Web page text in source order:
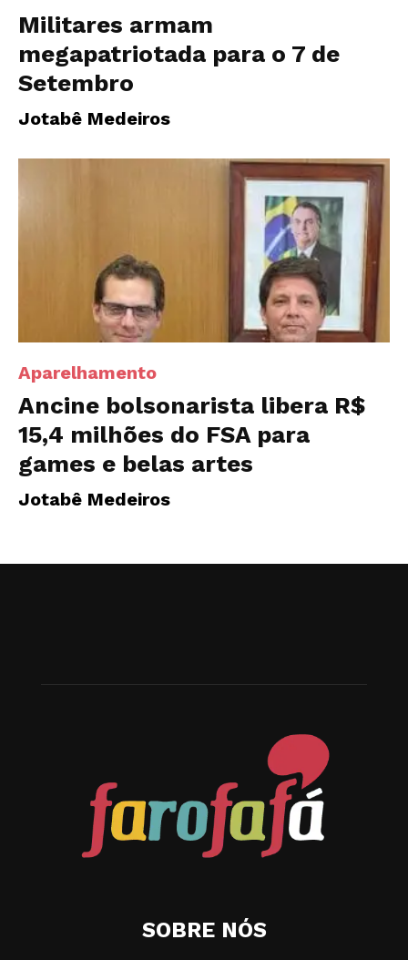
Militares armam
megapatriotada para o 7 de
Setembro
Jotabê Medeiros
Aparelhamento
Ancine bolsonarista libera R$
15,4 milhões do FSA para
games e belas artes
Jotabê Medeiros
SOBRE NÓS